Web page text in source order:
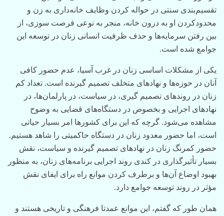
تقسیم‌بندی سنتی در حواله کردن وظایف خانه‌داری به زن و
محدودکردن او به درون خانه، منجر به نوعی فرصت سوزی، از
بین رفتن سرمایه‌ها و حذف ظرفیت انسانی زنان در توسعه این
جوامع شده است.
یکی از مشکلات اساسی زنان در غرب آسیا، عدم حضور کافی
آنان در حوزه‌ها و نهادهای متخلف تصمیم گیرنده است. تعداد کم
زنان در روندهای تصمیم گیری، در سیاست، در پارلمان‌ها، در
نهادهای اجرایی و بخصوص در دستگاه‌های قضایی به وضوح
مشاهده می‌شود. گرچه که این برای کشورها امر بسیار حیاتی
است، اما حضور معدود زنان در دستگاه حاکمیتی را شاهد هستیم.
حضور کمرنگ زنان در نهادهای تصمیم گیرنده و سیاست، نقش
بسیار ‌تأثیرگذاری در کندی روند اجرایی برنامه‌های زنان، به منظور
بهبود اوضاع‌ آ‌ن‌ها و برطرف کردن موانع راه برای ایفای نقش
‌مؤثر در روند توسعه جوامع دارد.
همان طور که گفتم، این موانع عمدتا فرهنگی و تاریخی هستند و